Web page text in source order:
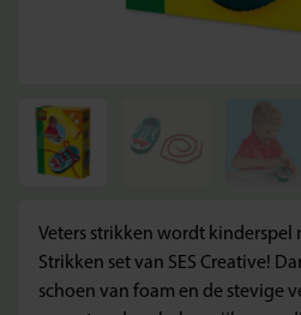
Veters strikken wordt kinderspel
Strikken set van SES Creative!
schoen van foam en de stevige